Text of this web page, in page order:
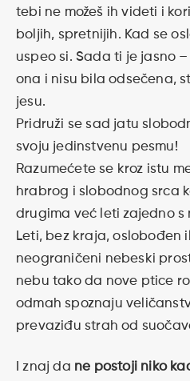
tebi ne možeš ih videti i
boljih, spretnijih. Kad se
uspeo si. Sada ti je jasno
ona i nisu bila odsečena,
jesu.
Pridruži se sad jatu
svoju jedinstvenu pesmu!
Razumećete se kroz istu
hrabrog i slobodnog srca
drugima već leti zajedno s
Leti, bez kraja, oslobođen
neograničeni nebeski
nebu tako da nove ptice
odmah spoznaju
prevaziđu strah od
I znaj da ne postoji niko